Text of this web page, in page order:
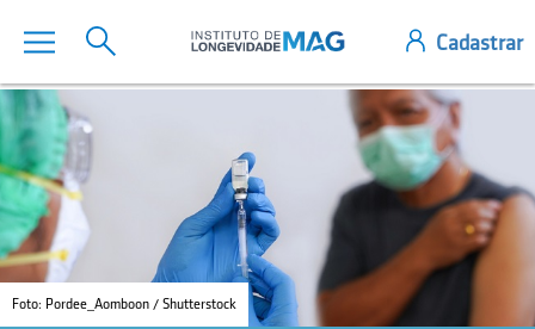
Foto: Pordee_Aomboon / Shutterstock